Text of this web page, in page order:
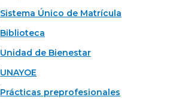
Sistema Único de Matrícula
Biblioteca
Unidad de Bienestar
UNAYOE
Prácticas preprofesionales